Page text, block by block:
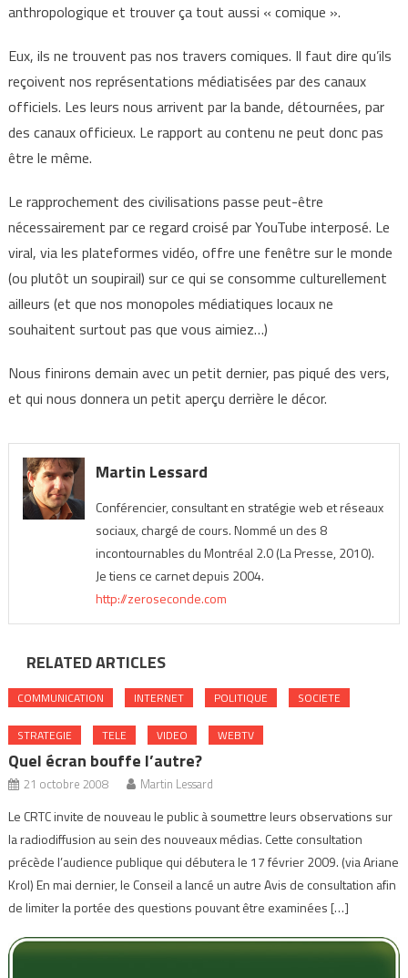
anthropologique et trouver ça tout aussi « comique ».
Eux, ils ne trouvent pas nos travers comiques. Il faut dire qu’ils
reçoivent nos représentations médiatisées par des canaux
officiels. Les leurs nous arrivent par la bande, détournées, par
des canaux officieux. Le rapport au contenu ne peut donc pas
être le même.
Le rapprochement des civilisations passe peut-être
nécessairement par ce regard croisé par YouTube interposé. Le
viral, via les plateformes vidéo, offre une fenêtre sur le monde
(ou plutôt un soupirail) sur ce qui se consomme culturellement
ailleurs (et que nos monopoles médiatiques locaux ne
souhaitent surtout pas que vous aimiez…)
Nous finirons demain avec un petit dernier, pas piqué des vers,
et qui nous donnera un petit aperçu derrière le décor.
Martin Lessard
Conférencier, consultant en stratégie web et réseaux
sociaux, chargé de cours. Nommé un des 8
incontournables du Montréal 2.0 (La Presse, 2010).
Je tiens ce carnet depuis 2004.
http://zeroseconde.com
RELATED ARTICLES
COMMUNICATION INTERNET POLITIQUE SOCIETE
STRATEGIE TELE VIDEO WEBTV
Quel écran bouffe l’autre?
21 octobre 2008 Martin Lessard
Le CRTC invite de nouveau le public à soumettre leurs observations sur
la radiodiffusion au sein des nouveaux médias. Cette consultation
précède l’audience publique qui débutera le 17 février 2009. (via Ariane
Krol) En mai dernier, le Conseil a lancé un autre Avis de consultation afin
de limiter la portée des questions pouvant être examinées […]